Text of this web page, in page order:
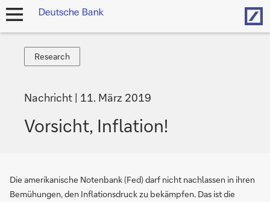
Navigation
Research
Research
Nachricht 11. März 2019
Vorsicht, Inflation!
Die amerikanische Notenbank (Fed) darf nicht nachlassen in ihren
Bemühungen, den Inflationsdruck zu bekämpfen. Das ist die